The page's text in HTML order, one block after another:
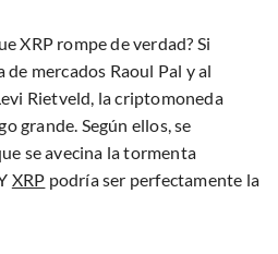
XRP rompe de verdad? Si
de mercados Raoul Pal y al
Rietveld, la criptomoneda
grande. Según ellos, se
se avecina la tormenta
XRP podría ser perfectamente la